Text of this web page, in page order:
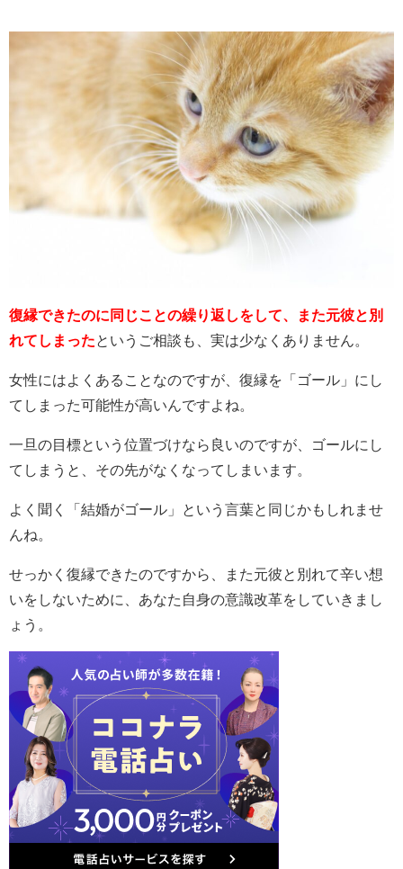
復縁できたのに同じことの繰り返しをして、また元彼と別
れてしまったというご相談も、実は少なくありません。
女性にはよくあることなのですが、復縁を「ゴール」にし
てしまった可能性が高いんですよね。
一旦の目標という位置づけなら良いのですが、ゴールにし
てしまうと、その先がなくなってしまいます。
よく聞く「結婚がゴール」という言葉と同じかもしれませ
んね。
せっかく復縁できたのですから、また元彼と別れて辛い想
いをしないために、あなた自身の意識改革をしていきまし
ょう。